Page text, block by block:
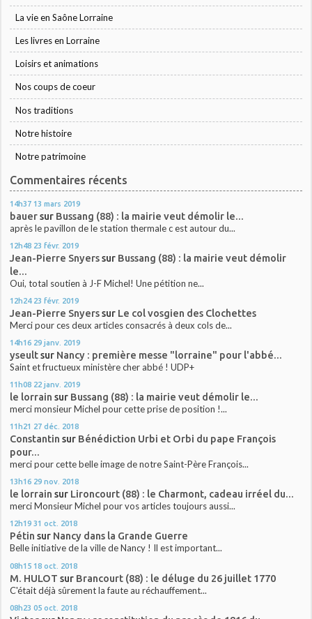
La vie en Saône Lorraine
Les livres en Lorraine
Loisirs et animations
Nos coups de coeur
Nos traditions
Notre histoire
Notre patrimoine
Commentaires récents
14h37 13 mars 2019
bauersur Bussang (88) : la mairie veut démolir le...
après le pavillon de le station thermale c est autour du...
12h48 23 févr. 2019
Jean-Pierre Snyerssur Bussang (88) : la mairie veut démolir
le...
Oui, total soutien à J-F Michel! Une pétition ne...
12h24 23 févr. 2019
Jean-Pierre Snyerssur Le col vosgien des Clochettes
Merci pour ces deux articles consacrés à deux cols de...
14h16 29 janv. 2019
yseultsur Nancy : première messe "lorraine" pour l'abbé...
Saint et fructueux ministère cher abbé ! UDP+
11h08 22 janv. 2019
le lorrain sur Bussang (88) : la mairie veut démolir le...
merci monsieur Michel pour cette prise de position !...
11h21 27 déc. 2018
Constantin sur Bénédiction Urbi et Orbi du pape François
pour...
merci pour cette belle image de notre Saint-Père François...
13h16 29 nov. 2018
le lorrain sur Lironcourt (88) : le Charmont, cadeau irréel du...
merci Monsieur Michel pour vos articles toujours aussi...
12h19 31 oct. 2018
Pétin sur Nancy dans la Grande Guerre
Belle initiative de la ville de Nancy ! Il est important...
08h15 18 oct. 2018
M. HULOT sur Brancourt (88) : le déluge du 26 juillet 1770
C'était déjà sûrement la faute au réchauffement...
08h23 05 oct. 2018